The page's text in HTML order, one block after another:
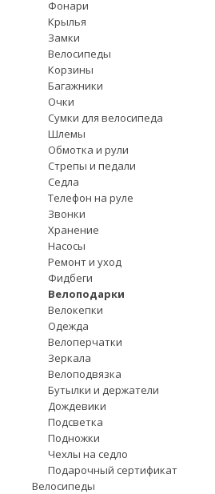
Фонари
Крылья
Замки
Велосипеды
Корзины
Багажники
Очки
Сумки для велосипеда
Шлемы
Обмотка и рули
Стрепы и педали
Седла
Телефон на руле
Звонки
Хранение
Насосы
Ремонт и уход
Фидбеги
Велоподарки
Велокепки
Одежда
Велоперчатки
Зеркала
Велоподвязка
Бутылки и держатели
Дождевики
Подсветка
Подножки
Чехлы на седло
Подарочный сертификат
Велосипеды